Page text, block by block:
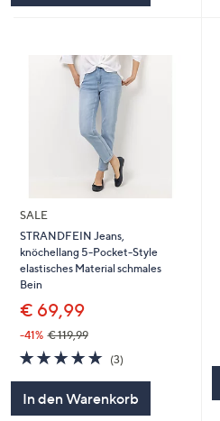
SALE
STRANDFEIN Jeans,
knöchellang 5-Pocket-Style
elastisches Material schmales
Bein
€ 69,99
-41% € 119,99
4.7
von
(3)3
In den Warenkorb